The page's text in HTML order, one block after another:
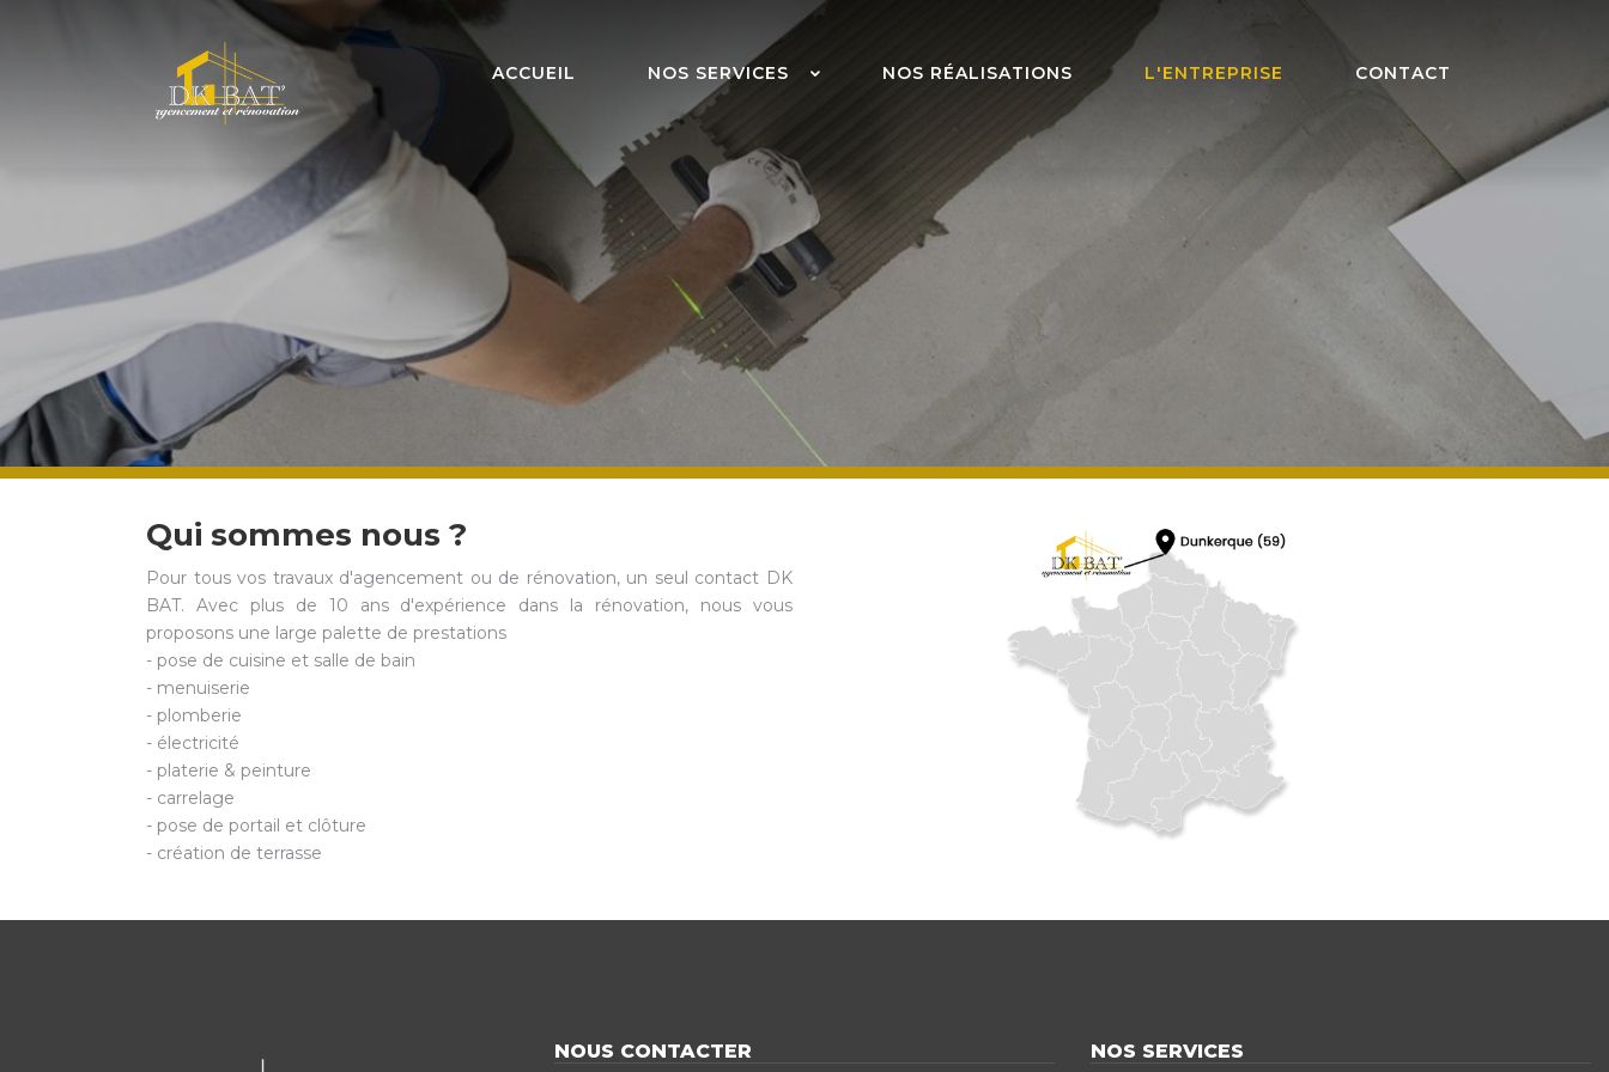
ACCUEIL NOS SERVICES NOS RÉALISATIONS L'ENTREPRISE CONTACT
Qui sommes nous ?
Pour tous vos travaux d'agencement ou de rénovation, un seul contact DK
BAT. Avec plus de 10 ans d'expérience dans la rénovation, nous vous
proposons une large palette de prestations
- pose de cuisine et salle de bain
- menuiserie
- plomberie
- électricité
- platerie & peinture
- carrelage
- pose de portail et clôture
- création de terrasse
NOUS CONTACTER NOS SERVICES